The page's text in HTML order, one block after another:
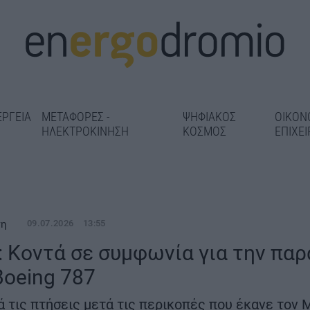
ΜΕΤΑΦΟΡΕΣ -
ΗΛΕΚΤΡΟΚΙΝΗΣΗ
ΨΗΦΙΑΚΟΣ
ΚΟΣΜΟΣ
έργο της
«Πράσινο φως» σε 1,86 εκατ.
ευρώ για τη μελέτη
θωράκισης του Οδοντωτού –
2 και 3 –
09.07.2026 13:55
σε συμφωνία για την
787
τις πτήσεις μετά τις περικοπές που έκανε τον